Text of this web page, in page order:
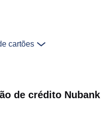
cartões
de crédito Nubank